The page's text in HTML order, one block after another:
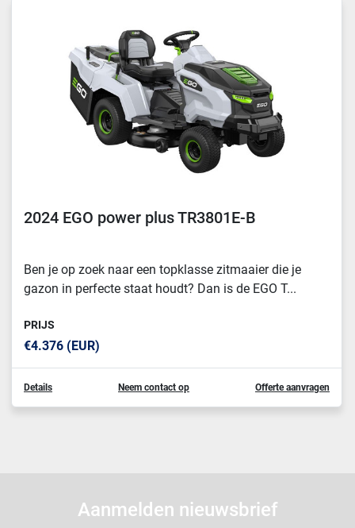
2024 EGO power plus TR3801E-B
Ben je op zoek naar een topklasse zitmaaier die je
gazon in perfecte staat houdt? Dan is de EGO T...
PRIJS
€4.376 (EUR)
Details Neem contact op Offerte aanvragen
Aanmelden nieuwsbrief